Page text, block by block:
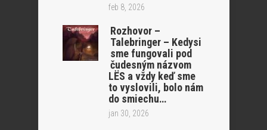
feb 8, 2026
Rozhovor –
Talebringer – Kedysi
sme fungovali pod
čudesným názvom
LËS a vždy keď sme
to vyslovili, bolo nám
do smiechu…
jan 30, 2026